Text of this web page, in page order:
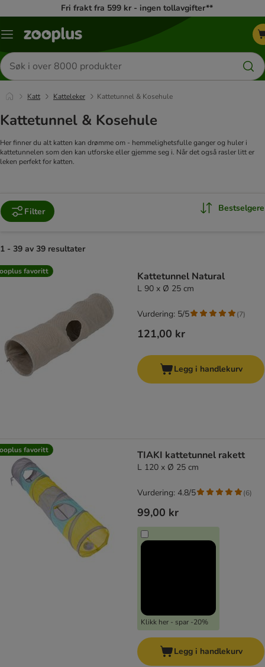
Fri frakt fra 599 kr - ingen tollavgifter**
Katalogmeny
Søk
etter
produkter
Katt Katteleker Kattetunnel & Kosehule
Kattetunnel & Kosehule
Her finner du alt katten kan drømme om - hemmelighetsfulle ganger og huler i
kattetunnelen som den kan utforske eller gjemme seg i. Når det også rasler litt er
leken perfekt for katten.
Filter Bestselgere
1 - 39 av 39 resultater
product items have been changed
favoritt Kattetunnel Natural
L 90 x Ø 25 cm
121,00 kr
Vurdering: 5/5 (7)
Legg i handlekurv
favoritt TIAKI kattetunnel rakett
L 120 x Ø 25 cm
99,00 kr
Klikk her - spar -20%
Vurdering: 4.8/5 (6)
Legg i handlekurv